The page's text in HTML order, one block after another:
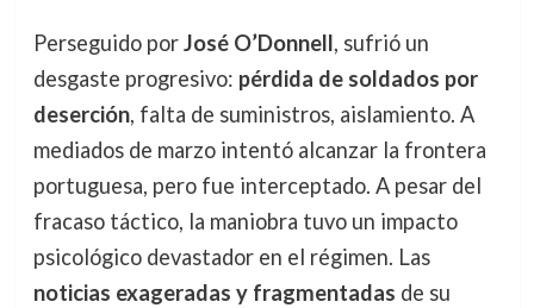
Perseguido porJosé O’Donnell, sufrió un
desgaste progresivo: pérdida de soldados por
deserción, falta de suministros, aislamiento. A
mediados de marzo intentó alcanzar la frontera
portuguesa, pero fue interceptado. A pesar del
fracaso táctico, la maniobra tuvo un impacto
psicológico devastador en el régimen. Las
noticias exageradas y fragmentadas de su